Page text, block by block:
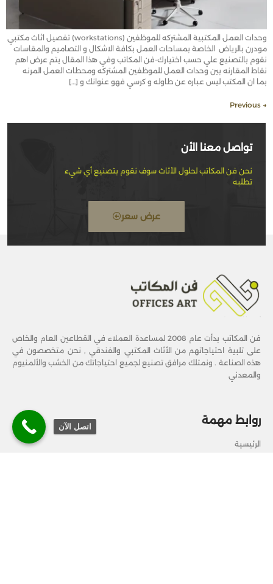
وحدات العمل المكتبية المشتركه للموظفين (workstations) تفصيل اثاث مكتبي
مودرن بالرياض الخاصة بمساحات العمل بكافة الاشكال و التصاميم والمقاسات
نقوم بالتصنيع علي حسب اختيارك-فن المكاتب وفي هذا المقال يتم عرض اهم
نقاط المقارنه بين وحدات العمل للموظفين المشتركه ومحطات العمل المرنه
بما ان المكتب ليس عباره عن طاوله و كرسي فهو عنوانك و […]
→
تواصل معنا الأن
نحن فن المكاتب لحلول الأثاث سوف نقوم بتصنيع أي شيء
تطلبه
عرض سعر
فن المكاتب بدأت عام 2008 لمساعدة العملاء في القطاعين العام والخاص
على تلبية احتياجاتهم من الأثاث المكتبي والفندقي , نحن متخصصون في
هذه الصناعة . ونمتلك مرافق تصنيع لجميع احتياجاتك من الخشب والألمنيوم
والمعدني
روابط مهمة
الرئيسية
اتصل الآن